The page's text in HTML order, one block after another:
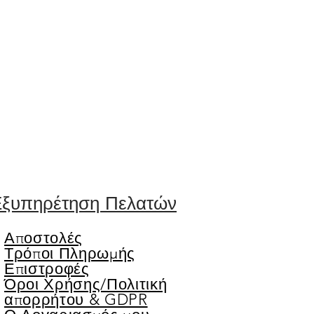
Πελατών
Αποστολές
Τρόποι Πληρωμής
Επιστροφές
Όροι Χρήσης/Πολιτική
απορρήτου & GDPR